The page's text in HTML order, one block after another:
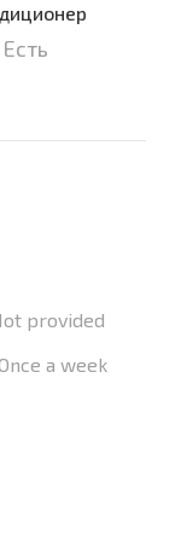
Есть
provided
a week